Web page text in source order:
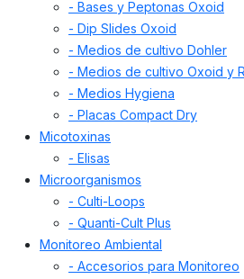
- Bases y Peptonas Oxoid
- Dip Slides Oxoid
- Medios de cultivo Dohler
- Medios de cultivo Oxoid y
- Medios Hygiena
- Placas Compact Dry
Micotoxinas
- Elisas
Microorganismos
- Culti-Loops
- Quanti-Cult Plus
Monitoreo Ambiental
- Accesorios para Monitoreo